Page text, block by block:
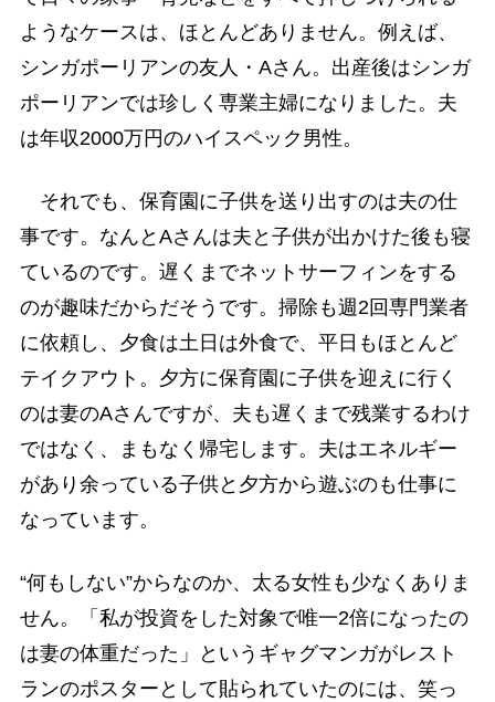
ようなケースは、ほとんどありません。例えば、
シンガポーリアンの友人・Aさん。出産後はシンガ
ポーリアンでは珍しく専業主婦になりました。夫
は年収2000万円のハイスペック男性。
それでも、保育園に子供を送り出すのは夫の仕
事です。なんとAさんは夫と子供が出かけた後も寝
ているのです。遅くまでネットサーフィンをする
のが趣味だからだそうです。掃除も週2回専門業者
に依頼し、夕食は土日は外食で、平日もほとんど
テイクアウト。夕方に保育園に子供を迎えに行く
のは妻のAさんですが、夫も遅くまで残業するわけ
ではなく、まもなく帰宅します。夫はエネルギー
があり余っている子供と夕方から遊ぶのも仕事に
なっています。
“何もしない”からなのか、太る女性も少なくありま
せん。「私が投資をした対象で唯一2倍になったの
は妻の体重だった」というギャグマンガがレスト
ランのポスターとして貼られていたのには、笑っ